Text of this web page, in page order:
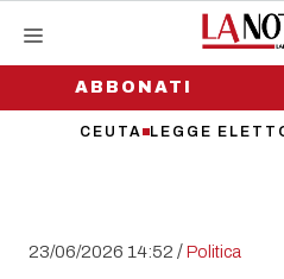
contenutoABBONATI
CEUTA LEGGE
23/06/2026 14:52 /Politica